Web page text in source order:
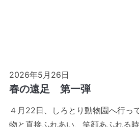
2026年5月26日
春の遠足 第一弾
４月22日、しろとり動物園へ行っ
物と直接ふれあい、笑顔あふれる